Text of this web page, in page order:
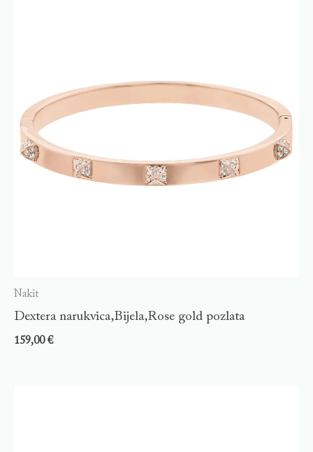
Nakit
Dextera narukvica,Bijela,Rose gold pozlata
159,00€